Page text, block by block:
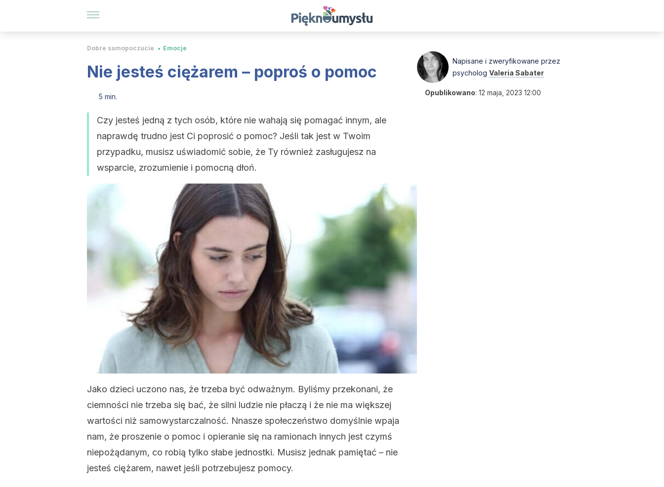
Dobre samopoczucie Emocje
Nie jesteś ciężarem – poproś o pomoc
5 min.
Czy jesteś jedną z tych osób, które nie wahają się pomagać innym, ale
naprawdę trudno jest Ci poprosić o pomoc? Jeśli tak jest w Twoim
przypadku, musisz uświadomić sobie, że Ty również zasługujesz na
wsparcie, zrozumienie i pomocną dłoń.
Jako dzieci uczono nas, że trzeba być odważnym. Byliśmy przekonani, że
ciemności nie trzeba się bać, że silni ludzie nie płaczą i że nie ma większej
wartości niż samowystarczalność. Nnasze społeczeństwo domyślnie wpaja
nam, że proszenie o pomoc i opieranie się na ramionach innych jest czymś
niepożądanym, co robią tylko słabe jednostki. Musisz jednak pamiętać – nie
jesteś ciężarem, nawet jeśli potrzebujesz pomocy.
Napisane i zweryfikowane przez
psycholog Valeria Sabater
Opublikowano: 12 maja, 2023 12:00